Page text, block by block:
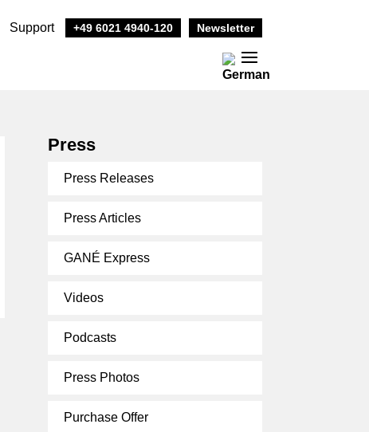
Newsletter
Support +49 6021 4940-120
Press
Press Releases
Press Articles
GANÉ Express
Videos
Podcasts
Press Photos
Purchase Offer